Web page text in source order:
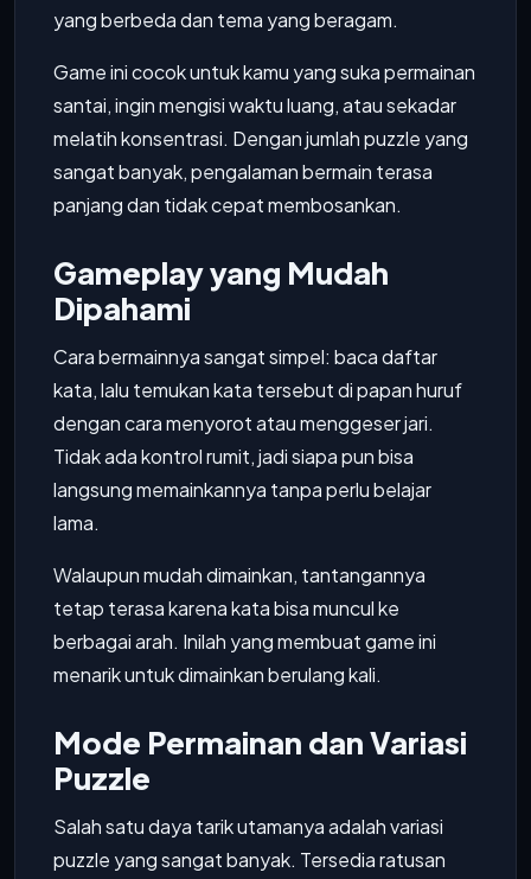
yang berbeda dan tema yang beragam.
Game ini cocok untuk kamu yang suka permainan
santai, ingin mengisi waktu luang, atau sekadar
melatih konsentrasi. Dengan jumlah puzzle yang
sangat banyak, pengalaman bermain terasa
panjang dan tidak cepat membosankan.
Gameplay yang Mudah
Dipahami
Cara bermainnya sangat simpel: baca daftar
kata, lalu temukan kata tersebut di papan huruf
dengan cara menyorot atau menggeser jari.
Tidak ada kontrol rumit, jadi siapa pun bisa
langsung memainkannya tanpa perlu belajar
lama.
Walaupun mudah dimainkan, tantangannya
tetap terasa karena kata bisa muncul ke
berbagai arah. Inilah yang membuat game ini
menarik untuk dimainkan berulang kali.
Mode Permainan dan Variasi
Puzzle
Salah satu daya tarik utamanya adalah variasi
puzzle yang sangat banyak. Tersedia ratusan